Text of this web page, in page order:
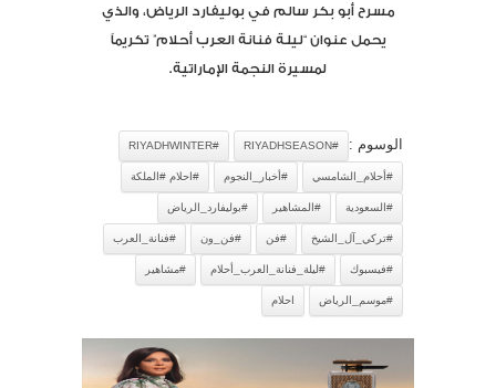
مسرح أبو بكر سالم في بوليفارد الرياض، والذي
يحمل عنوان “ليلة فنانة العرب أحلام” تكريماً
لمسيرة النجمة الإماراتية.
الوسوم : #RIYADHSEASON
#RIYADHWINTER
#أحلام_الشامسي #أخبار_النجوم #احلام #الملكة
#السعودية #المشاهير #بوليفارد_الرياض
#تركي_آل_الشيخ #فن #فن_ون #فنانة_العرب
#فيسبوك #ليلة_فنانة_العرب_أحلام #مشاهير
#موسم_الرياض احلام